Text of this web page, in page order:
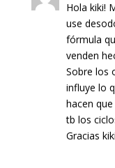
Hola kiki!
use
fórmula
venden
Sobre los
influye lo
hacen
tb los
Gracias